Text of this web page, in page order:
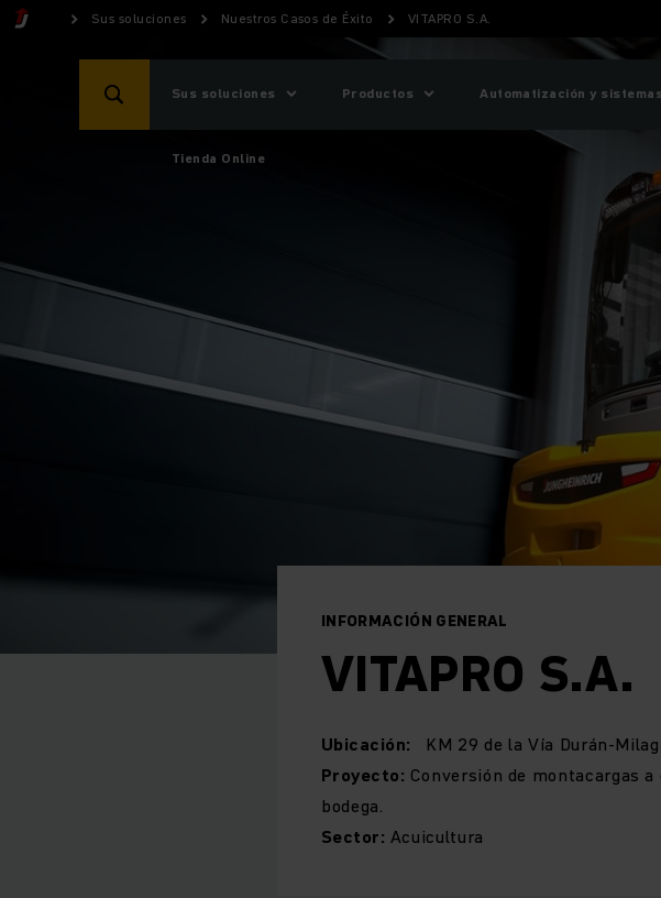
Sus soluciones Nuestros Casos de Éxito VITAPRO S.A.
Sus soluciones Productos Automatización y sistemas
Tienda Online
INFORMACIÓN GENERAL
VITAPRO S.A.
Ubicación:
KM 29 de la Vía Durán-
Proyecto: Conversión de montacargas
bodega.
Sector: Acuicultura